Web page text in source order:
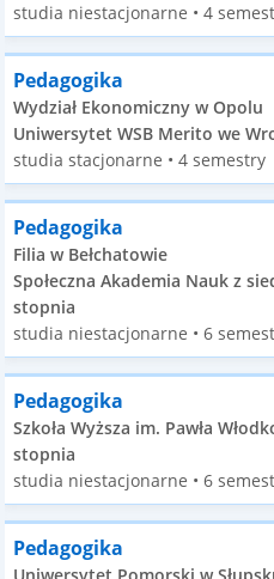
studia niestacjonarne • 4
Pedagogika
Wydział Ekonomiczny w Opolu
Uniwersytet WSB Merito we
studia stacjonarne • 4 semestry
Pedagogika
Filia w Bełchatowie
Społeczna Akademia Nauk z
stopnia
studia niestacjonarne • 6
Pedagogika
Szkoła Wyższa im. Pawła
stopnia
studia niestacjonarne • 6
Pedagogika